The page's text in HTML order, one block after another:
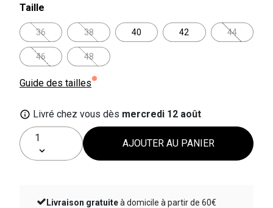
Taille
36 38 40 42 44
46 48
Guide des tailles
Livré chez vous dès mercredi 12 août
AJOUTER AU PANIER
Livraison gratuite
à domicile à partir de 60€